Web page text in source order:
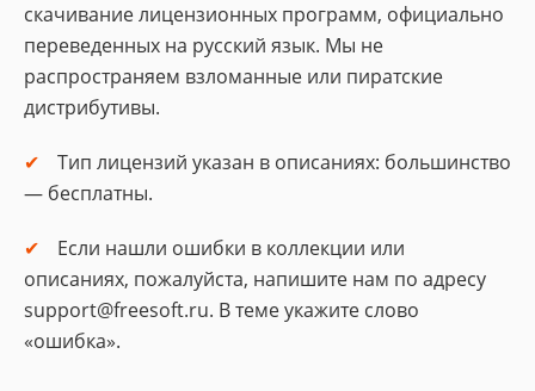
скачивание лицензионных программ, официально
переведенных на русский язык. Мы не
распространяем взломанные или пиратские
дистрибутивы.
Тип лицензий указан в описаниях: большинство
— бесплатны.
Если нашли ошибки в коллекции или
описаниях, пожалуйста, напишите нам по адресу
support@freesoft.ru. В теме укажите слово
«ошибка».